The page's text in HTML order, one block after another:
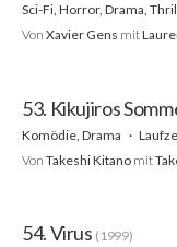
Sci-Fi, Horror, Drama,
Von Xavier Gens mit
53. Kikujiros
Komödie, Drama
Von Takeshi Kitano mit
54. Virus (1999)